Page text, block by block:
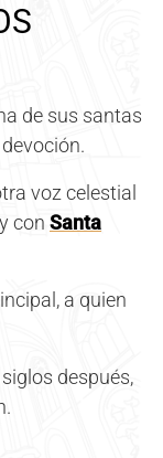
de sus santas
voz celestial
con Santa
a quien
después,